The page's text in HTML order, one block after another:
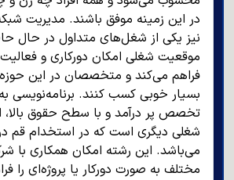
در این زمینه موفق باشند. مدیریت
نیز یکی از شغل‌های متداول در حال
موقعیت شغلی امکان دورکاری و
فراهم می‌کند و متخصصان در این حوزه
بسیار خوبی کسب کنند. برنامه‌نویسی
تخصص پر درآمد و با سطح حقوق
شغلی دیگری است که در استخدام قم
می‌باشد. این رشته امکان همکاری با
مختلف به صورت دورکار یا پروژه‌ای را